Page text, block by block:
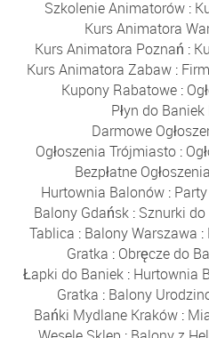
Szkolenie Animatorów:
Kurs Animatora
Kurs Animatora Poznań :
Kurs Animatora Zabaw :
Kupony Rabatowe :
Płyn do
Darmowe
Ogłoszenia Trójmiasto :
Bezpłatne Ogłoszenia
Hurtownia Balonów :
Balony Gdańsk : Sznurki
Tablica : Balony Warszawa :
Gratka : Obręcze do
Łapki do Baniek: Hurtownia
Gratka : Balony
Bańki Mydlane Kraków :